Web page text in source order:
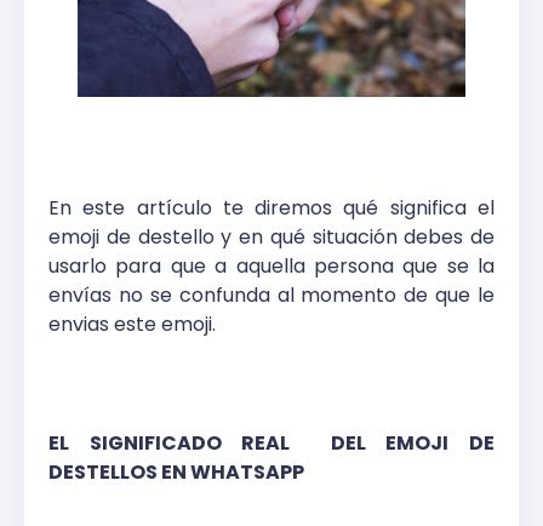
En este artículo te diremos qué significa el
emoji de destello y en qué situación debes de
usarlo para que a aquella persona que se la
envías no se confunda al momento de que le
envias este emoji.
EL SIGNIFICADO REAL
DEL EMOJI DE
DESTELLOS EN WHATSAPP